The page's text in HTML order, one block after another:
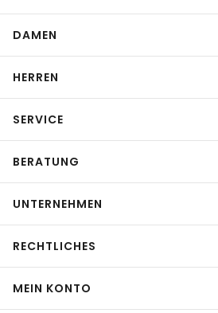
DAMEN
HERREN
SERVICE
BERATUNG
UNTERNEHMEN
RECHTLICHES
MEIN KONTO